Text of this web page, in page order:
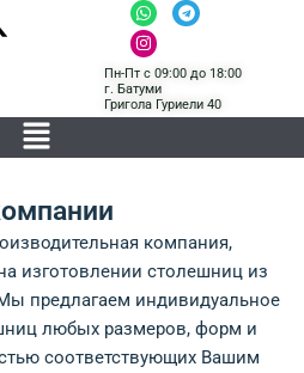
W
h
a
t
s
a
p
p
T
e
g
a
m
I
n
s
t
a
g
r
a
Пн-Пт с 09:00 до 18:00
г. Батуми
Григола Гуриели 40
Меню
компания,
изготовлении столешниц из
предлагаем индивидуальное
любых размеров, форм и
соответствующих Вашим